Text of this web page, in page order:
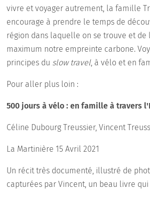
vivre et voyager autrement, la famille
encourage à prendre le temps de
région dans laquelle on se trouve et de
maximum notre empreinte carbone.
principes du slow travel, à vélo et en
Pour aller plus loin :
500 jours à vélo : en famille à travers
Céline Dubourg Treussier, Vincent
La Martinière 15 Avril 2021
Un récit très documenté, illustré de
capturées par Vincent, un beau livre